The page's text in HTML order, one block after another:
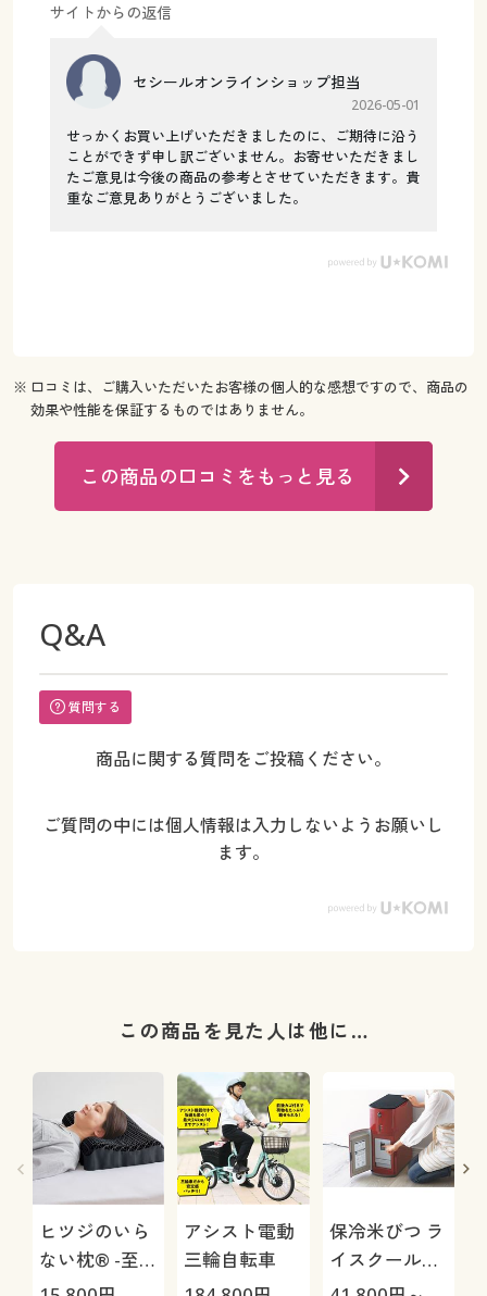
サイトからの返信
セシールオンラインショップ担当
2026-05-01
せっかくお買い上げいただきましたのに、ご期待に沿う
ことができず申し訳ございません。お寄せいただきまし
たご意見は今後の商品の参考とさせていただきます。貴
重なご意見ありがとうございました。
※ 口コミは、ご購入いただいたお客様の個人的な感想ですので、商品の
効果や性能を保証するものではありません。
この商品の口コミをもっと見る
Q&A
質問する
商品に関する質問をご投稿ください。
ご質問の中には個人情報は入力しないようお願いし
ます。
この商品を見た人は他に…
ヒツジのいら
ない枕® -至
極-
アシスト電動
三輪自転車
保冷米びつ ラ
イスクール
HRC-